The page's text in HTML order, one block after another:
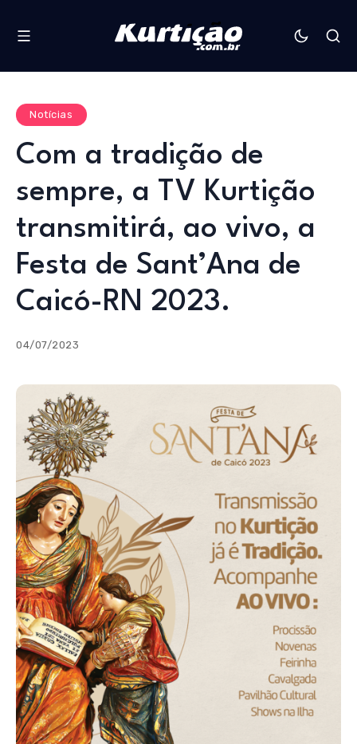
Notícias
Com a tradição de
sempre, a TV Kurtição
transmitirá, ao vivo, a
Festa de Sant’Ana de
Caicó-RN 2023.
04/07/2023